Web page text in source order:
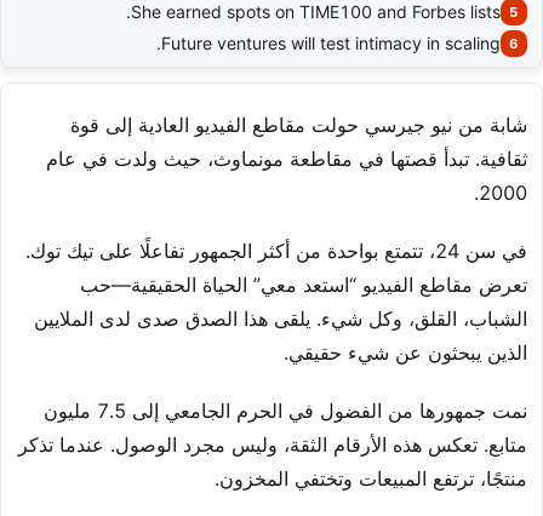
She earned spots on TIME100 and Forbes lists.
Future ventures will test intimacy in scaling.
شابة من نيو جيرسي حولت مقاطع الفيديو العادية إلى قوة
ثقافية. تبدأ قصتها في مقاطعة مونماوث، حيث ولدت في عام
2000.
في سن 24، تتمتع بواحدة من أكثر الجمهور تفاعلًا على تيك توك.
تعرض مقاطع الفيديو “استعد معي” الحياة الحقيقية—حب
الشباب، القلق، وكل شيء. يلقى هذا الصدق صدى لدى الملايين
الذين يبحثون عن شيء حقيقي.
نمت جمهورها من الفضول في الحرم الجامعي إلى 7.5 مليون
متابع. تعكس هذه الأرقام الثقة، وليس مجرد الوصول. عندما تذكر
منتجًا، ترتفع المبيعات وتختفي المخزون.